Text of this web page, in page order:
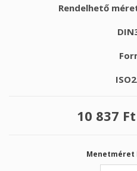
Rendelhető
10 837 Ft
Menetméret